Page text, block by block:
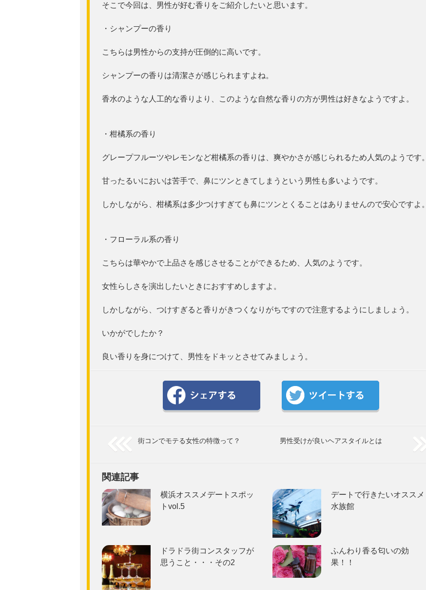
そこで今回は、男性が好む香りをご紹介したいと思います。
・シャンプーの香り
こちらは男性からの支持が圧倒的に高いです。
シャンプーの香りは清潔さが感じられますよね。
香水のような人工的な香りより、このような自然な香りの方が男性は好きなようですよ。
・柑橘系の香り
グレープフルーツやレモンなど柑橘系の香りは、爽やかさが感じられるため人気のようです。
甘ったるいにおいは苦手で、鼻にツンときてしまうという男性も多いようです。
しかしながら、柑橘系は多少つけすぎても鼻にツンとくることはありませんので安心ですよ。
・フローラル系の香り
こちらは華やかで上品さを感じさせることができるため、人気のようです。
女性らしさを演出したいときにおすすめしますよ。
しかしながら、つけすぎると香りがきつくなりがちですので注意するようにしましょう。
いかがでしたか？
良い香りを身につけて、男性をドキッとさせてみましょう。
街コンでモテる女性の特徴って？ 男性受けが良いヘアスタイルとは
関連記事
横浜オススメデートスポッ
トvol.5
デートで行きたいオススメ
水族館
ドラドラ街コンスタッフが
思うこと・・・その2
ふんわり香る匂いの効
果！！